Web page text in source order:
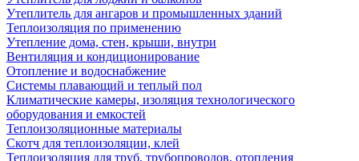
Утеплитель для ангаров и промышленных зданий
Теплоизоляция по применению
Утепление дома, стен, крыши, внутри
Вентиляция и кондиционирование
Отопление и водоснабжение
Системы плавающий и теплый пол
Климатические камеры, изоляция технологического
оборудования и емкостей
Теплоизоляционные материалы
Скотч для теплоизоляции, клей
Теплоизоляция для труб, трубопроводов, отопления